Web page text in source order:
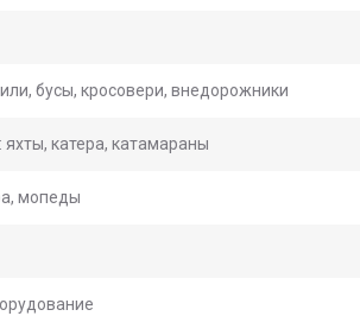
бусы, кросовери, внедорожники
катера, катамараны
мопеды